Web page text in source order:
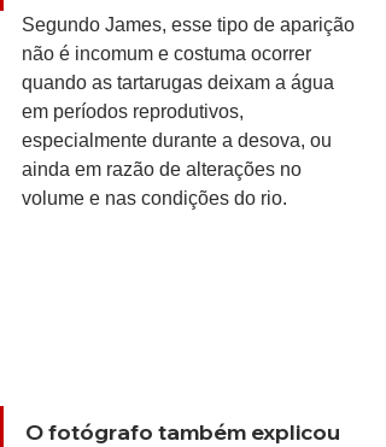
Segundo James, esse tipo de aparição
não é incomum e costuma ocorrer
quando as tartarugas deixam a água
em períodos reprodutivos,
especialmente durante a desova, ou
ainda em razão de alterações no
volume e nas condições do rio.
O fotógrafo também explicou